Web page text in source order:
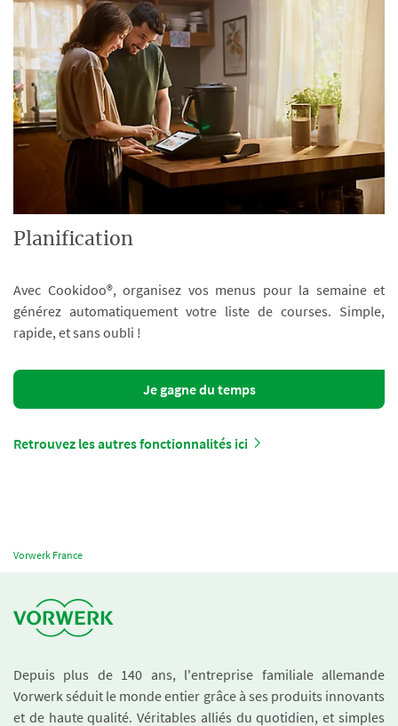
Planification
Avec Cookidoo®, organisez vos menus pour la semaine et
générez automatiquement votre liste de courses. Simple,
rapide, et sans oubli !
Je gagne du temps
Retrouvez les autres fonctionnalités ici
Vorwerk France
Depuis plus de 140 ans, l'entreprise familiale allemande
Vorwerk séduit le monde entier grâce à ses produits innovants
et de haute qualité. Véritables alliés du quotidien, et simples